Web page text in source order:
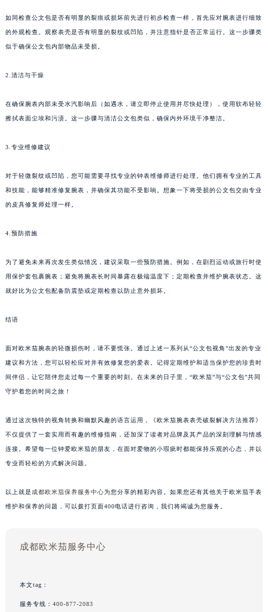
如同检查公文包是否有明显的裂痕或损坏前先进行初步检查一样，首先应对腕表进行细致
的外观检查。观察表壳是否有明显的裂纹或凹陷，并注意指针是否正常运行。这一步骤类
似于确保公文包内部物品未受损。
2.清洁与干燥
在确保腕表内部未受水汽影响后（如遇水，请立即停止使用并尽快处理），使用软布轻轻
擦拭表面尘埃和污渍。这一步骤与清洁公文包类似，确保内外环境干净整洁。
3.专业维修建议
对于轻微裂纹或凹陷，您可能需要寻找专业的钟表维修师进行处理。他们拥有专业的工具
和技能，能够精准修复腕表，并确保其功能不受影响。想象一下将受损的公文包交由专业
的皮具修复师处理一样。
4.预防措施
为了避免未来再次发生类似情况，建议采取一些预防措施。例如，在剧烈运动或旅行时使
用保护套包裹腕表；避免将腕表长时间暴露在极端温度下；定期检查并维护腕表状态。这
就好比为公文包配备防震垫或定期检查以防止意外损坏。
结语
面对欧米茄腕表的轻微损伤时，请不要慌张。通过上述一系列从“公文包视角”出发的专业
建议和方法，您可以轻松应对并有效修复您的爱表。记得定期维护和适当保护您的珍贵时
间伴侣，让它陪伴您走过每一个重要的时刻。在未来的日子里，“欧米茄”与“公文包”共同
守护着您的时间之旅！
通过这次独特的视角转换和幽默风趣的语言运用，《欧米茄腕表表壳破裂解决方法推荐》
不仅提供了一套实用而有趣的维修指南，还加深了读者对品牌及其产品的深刻理解与情感
连接。希望每一位钟爱欧米茄的朋友，在面对爱物的小瑕疵时都能保持乐观的心态，并以
专业而轻松的方式解决问题。
以上就是 成都欧米茄保养服务中心为您分享的精彩内容。如果您还有其他关于欧米茄手表
维护和保养的问题，可以拨打页面400电话进行咨询，我们将竭诚为您服务。
成都欧米茄服务中心
本文tag：
服务专线： 400-877-2083